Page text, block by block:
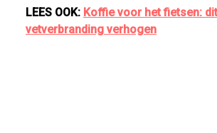
LEES OOK: Koffie voor het fietsen:
vetverbranding verhogen